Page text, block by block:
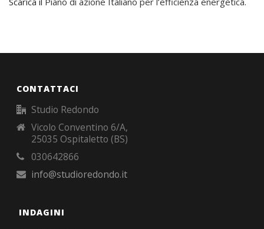
CONTATTACI
Studio Redondo
Vicolo Conventino 6/A,
25035 Ospitaletto (BS)
030642866
info@studioredondo.it
INDAGINI